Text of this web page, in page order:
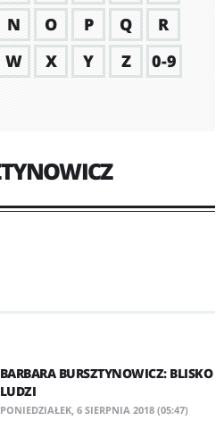
N O P Q
R
W X Y Z
0-9
BARBARA BURSZTYNOWICZ: BLISKO
LUDZI
PONIEDZIAŁEK, 6 SIERPNIA 2018 (05:47)